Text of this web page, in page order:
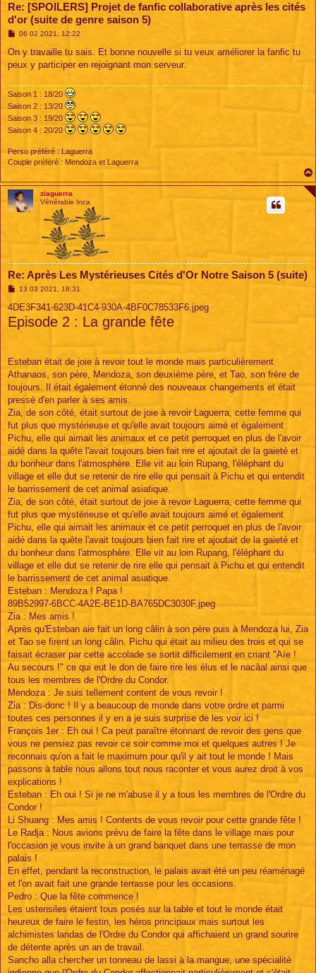
Re: [SPOILERS] Projet de fanfic collaborative après les cités
d'or (suite de genre saison 5)
M
s
a
06 02 2021, 12:22
On y travaille tu sais. Et bonne nouvelle si tu veux améliorer la fanfic tu
peux y participer en rejoignant mon serveur.
Saison 1 : 18/20
Saison 2 : 13/20
Saison 3 : 19/20
Saison 4 : 20/20
Perso préféré : Laguerra
Couple préféré : Mendoza et Laguerra
ziaguerra
Vénérable Inca
Re: Après Les Mystérieuses Cités d'Or Notre Saison 5 (suite)
M
s
a
g
13 03 2021, 18:31
4DE3F341-623D-41C4-930A-4BF0C78533F6.jpeg
Episode 2 : La grande fête
Esteban était de joie à revoir tout le monde mais particulièrement
Athanaos, son père, Mendoza, son deuxième père, et Tao, son frère de
toujours. Il était également étonné des nouveaux changements et était
pressé d'en parler à ses amis.
Zia, de son côté, était surtout de joie à revoir Laguerra, cette femme qui
fut plus que mystérieuse et qu'elle avait toujours aimé et également
Pichu, elle qui aimait les animaux et ce petit perroquet en plus de l'avoir
aidé dans la quête l'avait toujours bien fait rire et ajoutait de la gaieté et
du bonheur dans l'atmosphère. Elle vit au loin Rupang, l'éléphant du
village et elle dut se retenir de rire elle qui pensait à Pichu et qui entendit
le barrissement de cet animal asiatique.
Zia, de son côté, était surtout de joie à revoir Laguerra, cette femme qui
fut plus que mystérieuse et qu'elle avait toujours aimé et également
Pichu, elle qui aimait les animaux et ce petit perroquet en plus de l'avoir
aidé dans la quête l'avait toujours bien fait rire et ajoutait de la gaieté et
du bonheur dans l'atmosphère. Elle vit au loin Rupang, l'éléphant du
village et elle dut se retenir de rire elle qui pensait à Pichu et qui entendit
le barrissement de cet animal asiatique.
Esteban : Mendoza ! Papa !
89B52997-6BCC-4A2E-BE1D-BA765DC3030F.jpeg
Zia : Mes amis !
Après qu'Esteban aie fait un long câlin à son père puis à Mendoza lui, Zia
et Tao se firent un long câlin. Pichu qui était au milieu des trois et qui se
faisait écraser par cette accolade se sortit difficilement en criant "Aïe !
Au secours !" ce qui eut le don de faire rire les élus et le nacâal ainsi que
tous les membres de l'Ordre du Condor.
Mendoza : Je suis tellement content de vous revoir !
Zia : Dis-donc ! Il y a beaucoup de monde dans votre ordre et parmi
toutes ces personnes il y en a je suis surprise de les voir ici !
François 1er : Eh oui ! Ca peut paraître étonnant de revoir des gens que
vous ne pensiez pas revoir ce soir comme moi et quelques autres ! Je
reconnais qu'on a fait le maximum pour qu'il y ait tout le monde ! Mais
passons à table nous allons tout nous raconter et vous aurez droit à vos
explications !
Esteban : Eh oui ! Si je ne m'abuse il y a tous les membres de l'Ordre du
Condor !
Li Shuang : Mes amis ! Contents de vous revoir pour cette grande fête !
Le Radja : Nous avions prévu de faire la fête dans le village mais pour
l'occasion je vous invite à un grand banquet dans une terrasse de mon
palais !
En effet, pendant la reconstruction, le palais avait été un peu réaménagé
et l'on avait fait une grande terrasse pour les occasions.
Pedro : Que la fête commence !
Les ustensiles étaient tous posés sur la table et tout le monde était
heureux de faire le festin, les héros principaux mais surtout les
alchimistes landas de l'Ordre du Condor qui affichaient un grand sourire
de détente après un an de travail.
Sancho alla chercher un tonneau de lassi à la mangue, une spécialité